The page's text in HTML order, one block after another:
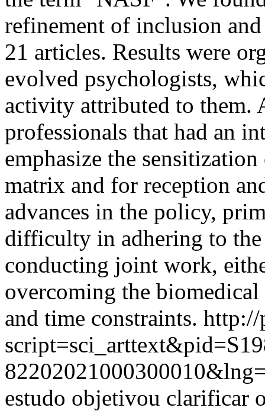
refinement of inclusion
21 articles. Results were
evolved psychologists,
activity attributed to them.
professionals that had an
emphasize the
matrix and for reception
advances in the policy,
difficulty in adhering to
conducting joint work,
overcoming the
and time constraints. http://
estudo objetivou clarificar